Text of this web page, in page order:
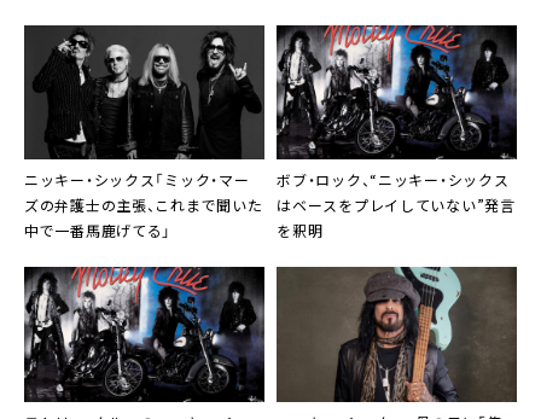
ニッキー・シックス「ミック・マー
ズの弁護士の主張、これまで聞いた
中で一番馬鹿げてる」
ボブ・ロック、“ニッキー・シックス
はベースをプレイしていない”発言
を釈明